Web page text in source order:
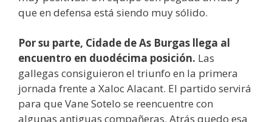
que en defensa está siendo muy sólido.
Por su parte, Cidade de As Burgas llega al
encuentro en duodécima posición. Las
gallegas consiguieron el triunfo en la primera
jornada frente a Xaloc Alacant. El partido servirá
para que Vane Sotelo se reencuentre con
algunas antiguas compañeras. Atrás quedo esa